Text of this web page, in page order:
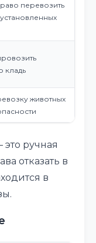
перевозить
кладь
животных
ручная
отказать в
в